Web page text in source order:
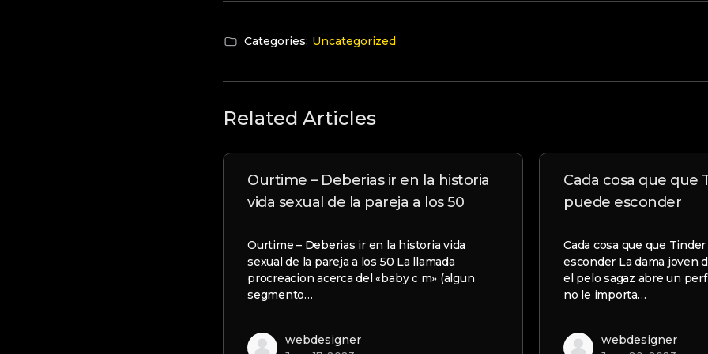
Categories: Uncategorized
Related Articles
Ourtime – Deberias ir en la historia
vida sexual de la pareja a los 50
Ourtime – Deberias ir en la historia vida
sexual de la pareja a los 50 La llamada
procreacion acerca del «baby c m» (algun
segmento…
webdesigner
Cada cosa que que
puede esconder
Cada cosa que que
esconder La dama joven
el pelo sagaz abre un
no le importa…
webdesigner